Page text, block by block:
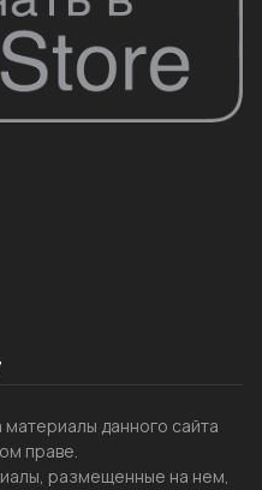
данного сайта
праве.
размещенные на нем,